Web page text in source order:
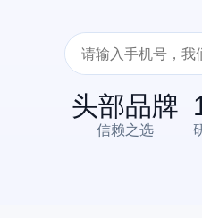
头部品牌
信赖之选